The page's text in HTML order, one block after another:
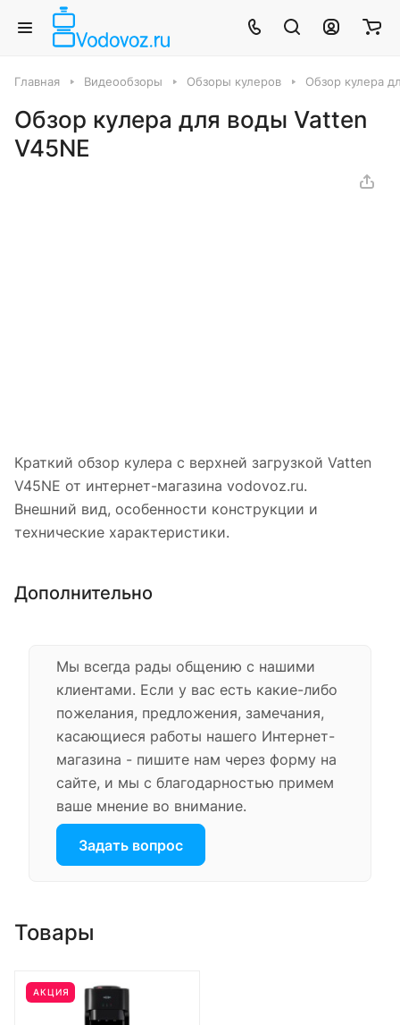
Главная Видеообзоры Обзоры кулеров Обзор кулера
Обзор кулера для воды Vatten
V45NE
Краткий обзор кулера с верхней загрузкой Vatten
V45NE от интернет-магазина vodovoz.ru.
Внешний вид, особенности конструкции и
технические характеристики.
Дополнительно
Мы всегда рады общению с нашими
клиентами. Если у вас есть какие-либо
пожелания, предложения, замечания,
касающиеся работы нашего Интернет-
магазина - пишите нам через форму на
сайте, и мы с благодарностью примем
ваше мнение во внимание.
Задать вопрос
Товары
АКЦИЯ